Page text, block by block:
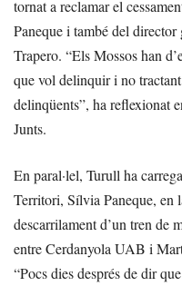
tornat a reclamar el
Paneque i també del
Trapero. “Els Mossos han
que vol delinquir i no
delinqüents”, ha reflexionat
Junts.
En paral·lel, Turull ha
Territori, Sílvia Paneque, en
descarrilament d’un tren de
entre Cerdanyola UAB i
“Pocs dies després de dir